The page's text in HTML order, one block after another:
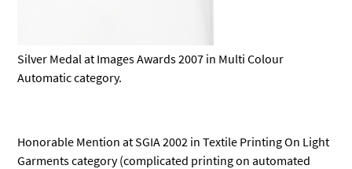
Silver Medal at Images Awards 2007 in Multi Colour
Automatic category.
Honorable Mention at SGIA 2002 in Textile Printing On Light
Garments category (complicated printing on automated